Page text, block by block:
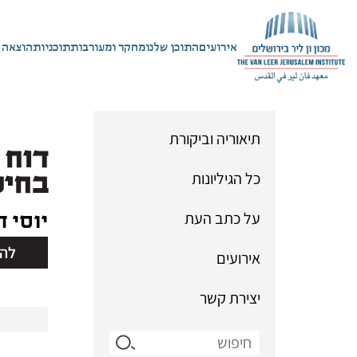
אירועיםהתוכן שלנומחקר ומעורבותתוכניותהוצאה
תיאוריה וביקורת
כל הגיליונות
על כתב העת
אירועים
יצירת קשר
Search
יוסי
גיליון 27 | סתיו 2005